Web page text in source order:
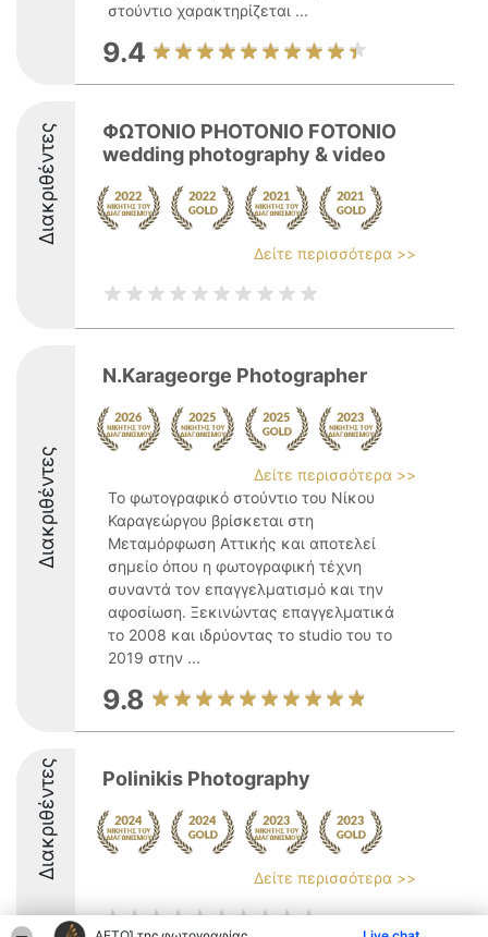
στούντιο χαρακτηρίζεται ...
9.4
Διακριθέντες
ΦΩΤΟΝΙΟ PHOTONIO FOTONIO
wedding photography & video
Δείτε περισσότερα >>
Διακριθέντες
N.Karageorge Photographer
Δείτε περισσότερα >>
Το φωτογραφικό στούντιο του Νίκου
Καραγεώργου βρίσκεται στη
Μεταμόρφωση Αττικής και αποτελεί
σημείο όπου η φωτογραφική τέχνη
συναντά τον επαγγελματισμό και την
αφοσίωση. Ξεκινώντας επαγγελματικά
το 2008 και ιδρύοντας το studio του το
2019 στην ...
9.8
Διακριθέντες Polinikis Photography
Δείτε περισσότερα >>